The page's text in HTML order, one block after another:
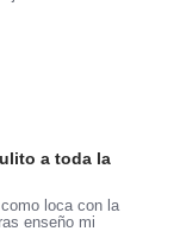
a toda la
loca con la
enseño mi